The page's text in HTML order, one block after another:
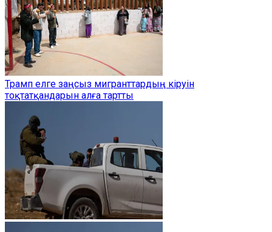
Трамп елге заңсыз мигранттардың кіруін
тоқтатқандарын алға тартты